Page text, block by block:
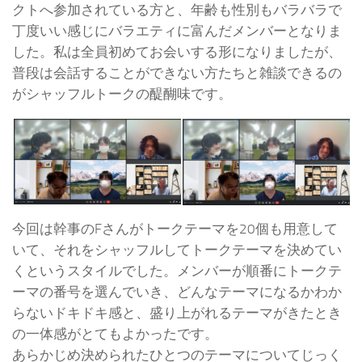
クトへ参加されている方と、年齢も性別もバラバラで
丁度いい感じにバラエティに富んだメンバーとなりま
した。私は全員初めてお会いする形になりましたが、
普段は会話することができない方たちと雑談できるの
がシャッフルトークの醍醐味です。
今回は幹事のFさんがトークテーマを20個も用意して
いて、それをシャッフルしてトークテーマを決めてい
くというスタイルでした。メンバーが順番にトークテ
ーマの番号を選んでいき、どんなテーマになるかわか
らないドキドキ感と、盛り上がれるテーマがきたとき
の一体感がとてもよかったです。
あらかじめ決められたひとつのテーマについてじっく